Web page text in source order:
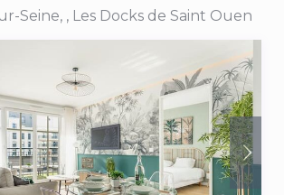
Seine, , Les Docks de Saint Ouen